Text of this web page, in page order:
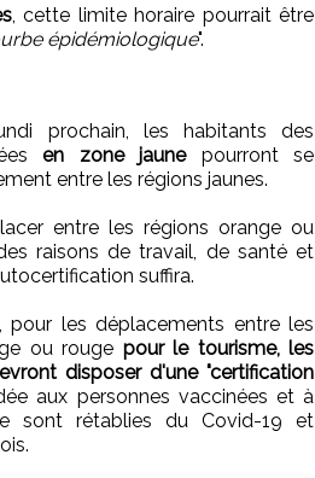
, cette limite horaire pourrait être
épidémiologique".
prochain, les habitants des
en zone jaunepourront se
entre les régions jaunes.
entre les régions orange ou
raisons de travail, de santé et
suffira.
pour les déplacements entre les
ou rouge pour le tourisme, les
disposer d'une "certification
aux personnes vaccinées et à
sont rétablies du Covid-19 et